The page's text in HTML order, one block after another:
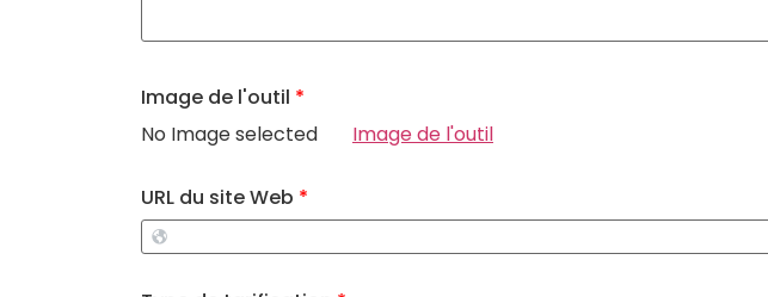
Image de l'outil *
No Image selected
Image de l'outil
URL du site Web *